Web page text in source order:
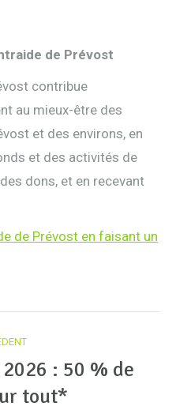
de Prévost
contribue
au mieux-être des
et des environs, en
et des activités de
dons, et en recevant
de Prévost en faisant un
précédent
: 50 % de
tout*